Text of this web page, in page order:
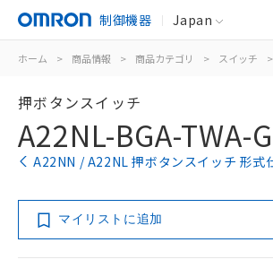
制御機器 Japan
ホーム > 商品情報 > 商品カテゴリ > スイッチ >
押ボタンスイッチ
A22NL-BGA-TWA-
A22NN / A22NL 押ボタンスイッチ 形式
マイリストに追加